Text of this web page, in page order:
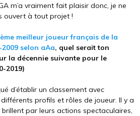
m’a vraiment fait plaisir donc, je ne
ouvert à tout projet !
meilleur joueur français de la
selon aAa, quel serait ton
la décennie suivante pour le
2019)
d’établir un classement avec
profils et rôles de joueur. Il y a
par leurs actions spectaculaires,